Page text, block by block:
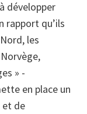
développer
rapport qu’ils
les
» -
en place un
et de